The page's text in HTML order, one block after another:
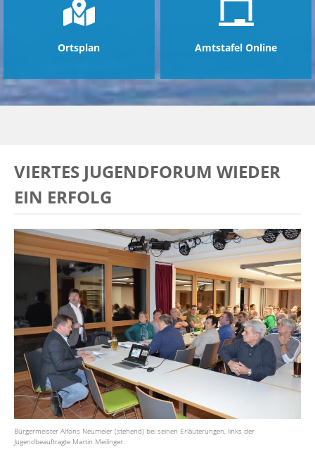
Ortsplan Amtstafel Online
VIERTES JUGENDFORUM WIEDER
EIN ERFOLG
Bürgermeister Alfons Neumeier (stehend) bei seinen Erläuterungen, links der
Jugendbeauftragte Martin Meilinger.